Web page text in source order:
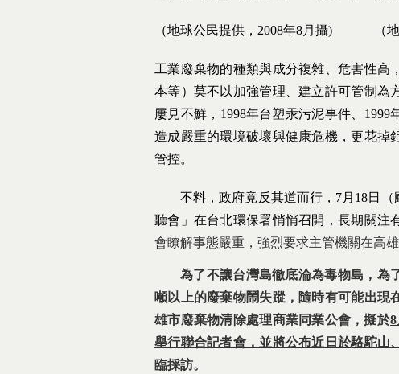
（地球公民提供， 2008年8月攝) （
工業廢棄物的種類與成分複雜、危害性高
本等）莫不以加強管理、建立許可管制為
屢見不鮮， 1998年台塑汞污泥事件、 1999
造成嚴重的環境破壞與健康危機，更花掉
管控。
不料，政府竟反其道而行， 7月 18日
聽會」在台北環保署悄悄召開，長期關注
會瞭解事態嚴重，強烈要求主管機關在高雄
為了不讓台灣島徹底淪為毒物島，為
噸以上的廢棄物鬧失蹤，隨時有可能出現
雄市廢棄物清除處理商業同業公會，擬於8
舉行聯合記者會，並將公布近日於駱駝山
臨採訪。